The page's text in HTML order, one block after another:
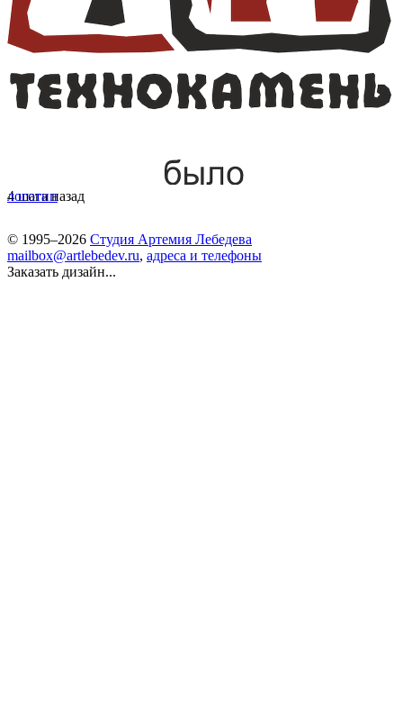
4 шага назад
логотип
© 1995–2026 Студия Артемия Лебедева
mailbox@artlebedev.ru, адреса и телефоны
Заказать дизайн...